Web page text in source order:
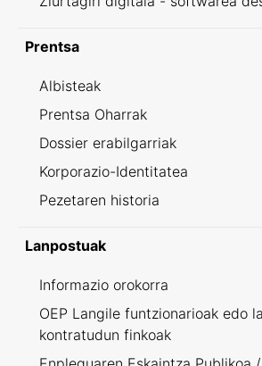
Prentsa
Albisteak
Prentsa Oharrak
Dossier erabilgarriak
Korporazio-Identitatea
Pezetaren historia
Lanpostuak
Informazio orokorra
OEP Langile funtzionarioak edo
kontratudun finkoak